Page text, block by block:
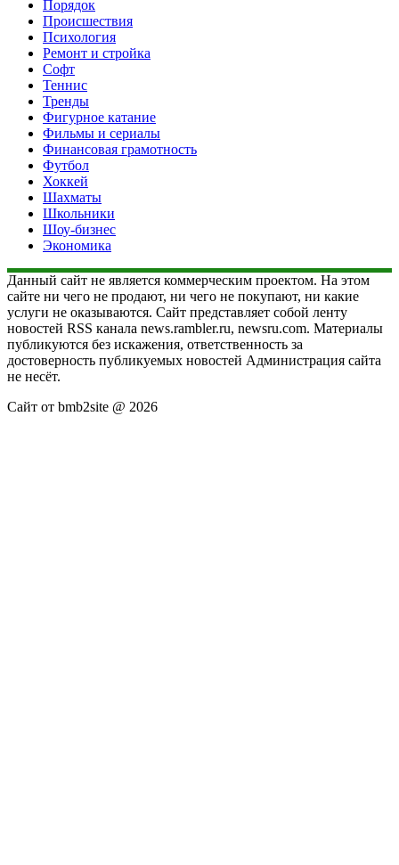
Порядок
Происшествия
Психология
Ремонт и стройка
Софт
Теннис
Тренды
Фигурное катание
Фильмы и сериалы
Финансовая грамотность
Футбол
Хоккей
Шахматы
Школьники
Шоу-бизнес
Экономика
Данный сайт не является коммерческим проектом. На этом
сайте ни чего не продают, ни чего не покупают, ни какие
услуги не оказываются. Сайт представляет собой ленту
новостей RSS канала news.rambler.ru, newsru.com. Материалы
публикуются без искажения, ответственность за
достоверность публикуемых новостей Администрация сайта
не несёт.
Сайт от bmb2site @ 2026